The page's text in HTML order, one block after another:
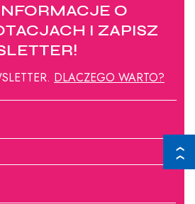
O
I ZAPISZ
DLACZEGO WARTO?
❯ ❯